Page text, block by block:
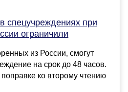
спецучреждениях при
ограничили
из России, смогут
на срок до 48 часов.
ко второму чтению